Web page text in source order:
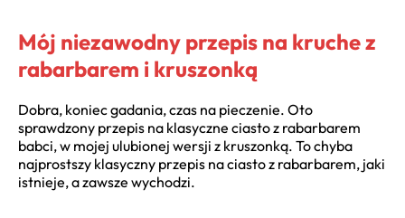
Mój niezawodny przepis na kruche z
rabarbarem i kruszonką
Dobra, koniec gadania, czas na pieczenie. Oto
sprawdzony przepis na klasyczne ciasto z rabarbarem
babci, w mojej ulubionej wersji z kruszonką. To chyba
najprostszy klasyczny przepis na ciasto z rabarbarem, jaki
istnieje, a zawsze wychodzi.